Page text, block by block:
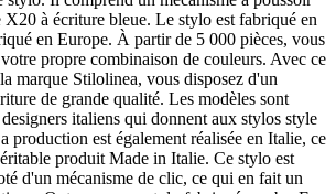
X20 à écriture bleue. Le stylo est fabriqué en
en Europe. À partir de 5 000 pièces, vous
propre combinaison de couleurs. Avec ce
marque Stilolinea, vous disposez d'un
de grande qualité. Les modèles sont
italiens qui donnent aux stylos style
production est également réalisée en Italie, ce
produit Made in Italie. Ce stylo est
d'un mécanisme de clic, ce qui en fait un